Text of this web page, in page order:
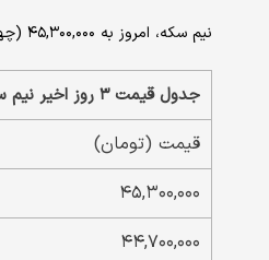
نیم سکه، امروز به ۴۵,۳۰۰,۰۰۰ (چهل و پنج میلیون و سیصد هزار) تومان رسید که نسبت به روز قبل ، افزایش ۱.۳۲ درصدی داشته است.
جدول قیمت ۳ روز اخیر نیم سکه
قیمت (تومان)
۴۵,۳۰۰,۰۰۰
۴۴,۷۰۰,۰۰۰